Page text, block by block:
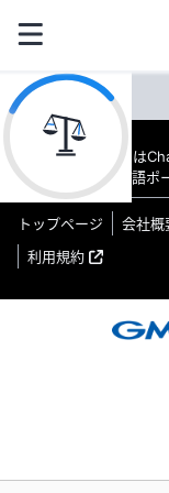
教えてAI byGMO は
（指示文）の日本語ポ
トップページ 会社概
利用規約